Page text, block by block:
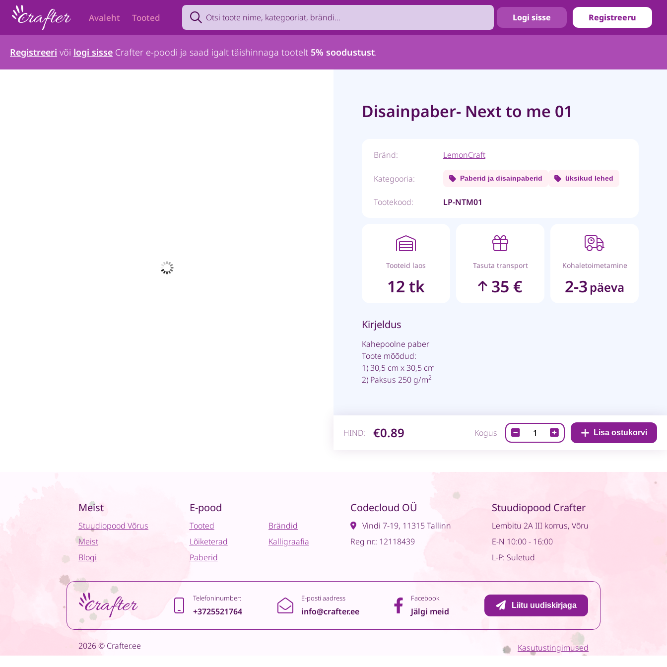
Avaleht Tooted
Search product by name, brand, category...
Logi sisse Registreeru
Registreeri või logi sisse Crafter e-poodi ja saad igalt täishinnaga tootelt 5% soodustust.
Disainpaber- Next to me 01
Bränd: LemonCraft
Kategooria: Paberid ja disainpaberid üksikud lehed
Tootekood: LP-NTM01
Tooteid laos
12 tk
Tasuta transport
35 €
Kohaletoimetamine
2-3 päeva
Kirjeldus
Kahepoolne paber
Toote mõõdud:
1) 30,5 cm x 30,5 cm
2) Paksus 250 g/m2
HIND: €0.89 Kogus
Disainpaber-
Next
Lisa ostukorvi
Meist
Stuudiopood Võrus
Meist
Blogi
E-pood
Tooted
Lõiketerad
Paberid
Brändid
Kalligraafia
Codecloud OÜ
Vindi 7-19, 11315 Tallinn
Reg nr.: 12118439
Stuudiopood Crafter
Lembitu 2A III korrus, Võru
E-N 10:00 - 16:00
L-P: Suletud
Telefoninumber:
+3725521764
E-posti aadress
info@crafter.ee
Facebook
Jälgi meid
Liitu uudiskirjaga
2026 © Crafter.ee Kasutustingimused